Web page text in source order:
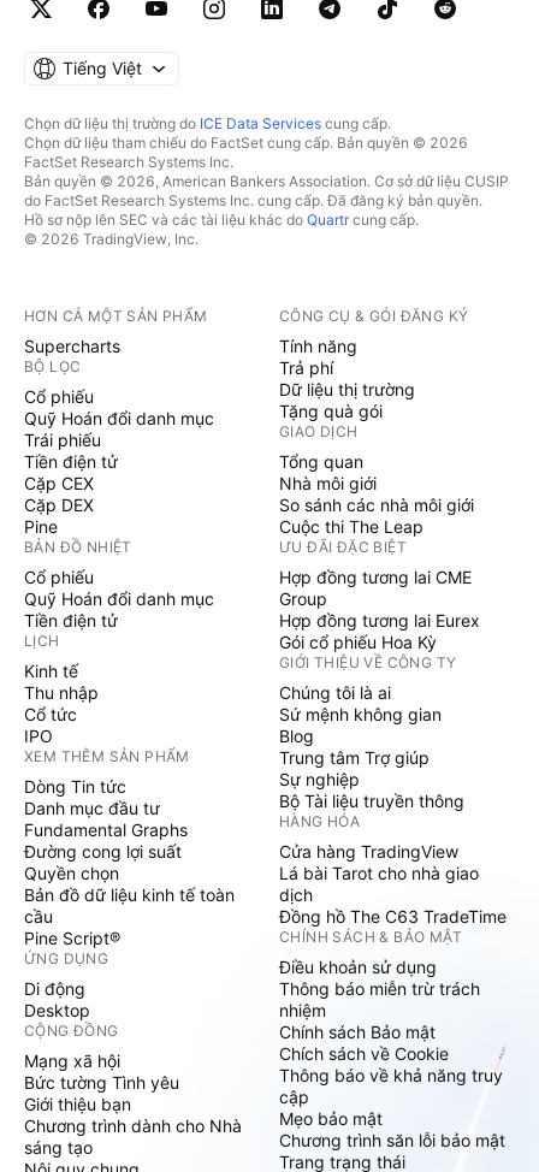
Tiếng Việt
Chọn dữ liệu thị trường do ICE Data Services cung cấp.
Chọn dữ liệu tham chiếu do FactSet cung cấp. Bản quyền © 2026
FactSet Research Systems Inc.
Bản quyền © 2026, American Bankers Association. Cơ sở dữ liệu CUSIP
do FactSet Research Systems Inc. cung cấp. Đã đăng ký bản quyền.
Hồ sơ nộp lên SEC và các tài liệu khác do Quartrcung cấp.
© 2026 TradingView, Inc.
HƠN CẢ MỘT SẢN PHẨM
Supercharts
BỘ LỌC
Cổ phiếu
Quỹ Hoán đổi danh mục
Trái phiếu
Tiền điện tử
Cặp CEX
Cặp DEX
Pine
BẢN ĐỒ NHIỆT
Cổ phiếu
Quỹ Hoán đổi danh mục
Tiền điện tử
LỊCH
Kinh tế
Thu nhập
Cổ tức
IPO
XEM THÊM SẢN PHẨM
Dòng Tin tức
Danh mục đầu tư
Fundamental Graphs
Đường cong lợi suất
Quyền chọn
Bản đồ dữ liệu kinh tế toàn
cầu
Pine Script®
ỨNG DỤNG
Di động
Desktop
CỘNG ĐỒNG
Mạng xã hội
Bức tường Tình yêu
Giới thiệu bạn
Chương trình dành cho Nhà
sáng tạo
CÔNG CỤ & GÓI ĐĂNG KÝ
Tính năng
Trả phí
Dữ liệu thị trường
Tặng quà gói
GIAO DỊCH
Tổng quan
Nhà môi giới
So sánh các nhà môi giới
Cuộc thi The Leap
ƯU ĐÃI ĐẶC BIỆT
Hợp đồng tương lai CME
Group
Hợp đồng tương lai Eurex
Gói cổ phiếu Hoa Kỳ
GIỚI THIỆU VỀ CÔNG TY
Chúng tôi là ai
Sứ mệnh không gian
Blog
Trung tâm Trợ giúp
Sự nghiệp
Bộ Tài liệu truyền thông
HÀNG HÓA
Cửa hàng TradingView
Lá bài Tarot cho nhà giao
dịch
Đồng hồ The C63 TradeTime
CHÍNH SÁCH & BẢO MẬT
Điều khoản sử dụng
Thông báo miễn trừ trách
nhiệm
Chính sách Bảo mật
Chích sách về Cookie
Thông báo về khả năng truy
cập
Mẹo bảo mật
Chương trình săn lỗi bảo mật
Trang trạng thái